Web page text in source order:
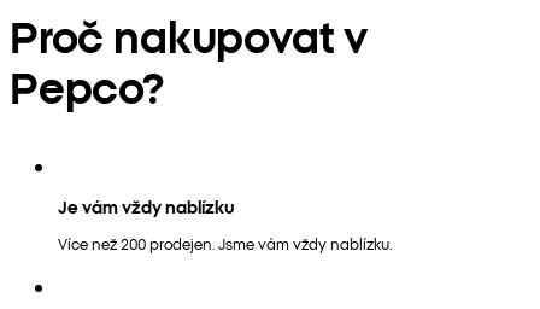
Proč nakupovat v
Pepco?
Je vám vždy nablízku
Více než 200 prodejen. Jsme vám vždy nablízku.